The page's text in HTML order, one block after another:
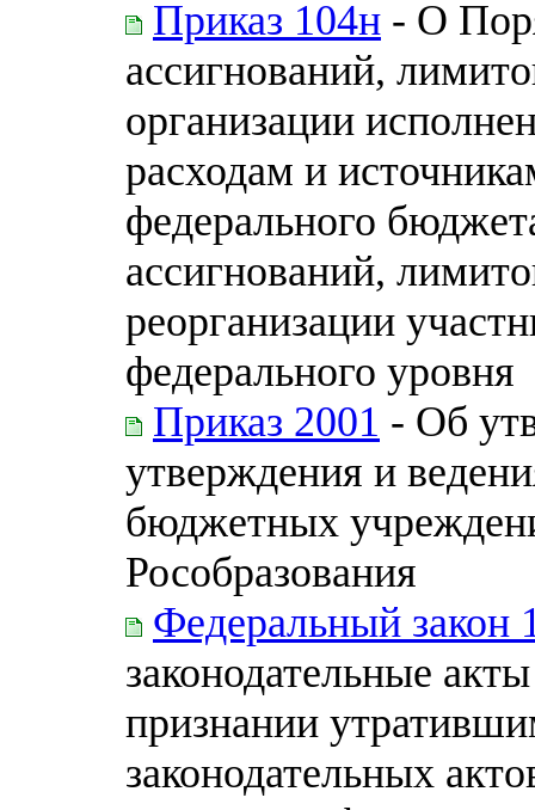
Приказ 104н - О
ассигнований,
организации
расходам и
федерального
ассигнований,
реорганизации
федерального уровня
Приказ 2001 - Об
утверждения и
бюджетных
Рособразования
Федеральный закон
законодательные
признании
законодательных